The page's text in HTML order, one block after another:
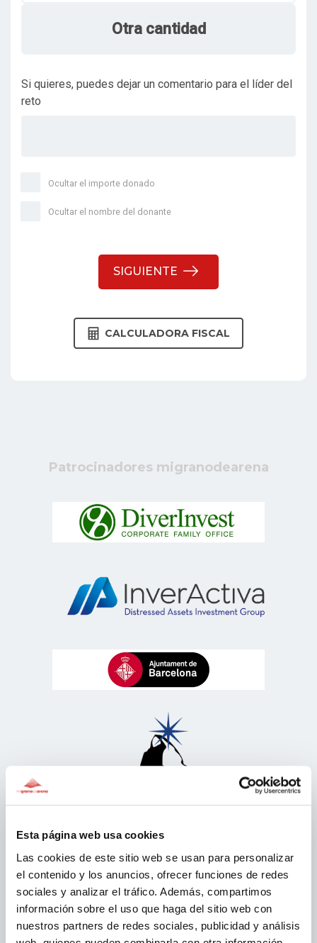
Esta página web usa cookies
Las cookies de este sitio web se usan para personalizar
el contenido y los anuncios, ofrecer funciones de redes
sociales y analizar el tráfico. Además, compartimos
información sobre el uso que haga del sitio web con
nuestros partners de redes sociales, publicidad y análisis
Otra cantidad
Si quieres, puedes dejar un comentario para el líder del
reto
Ocultar el importe donado
Ocultar el nombre del donante
SIGUIENTE
CALCULADORA FISCAL
Patrocinadores migranodearena